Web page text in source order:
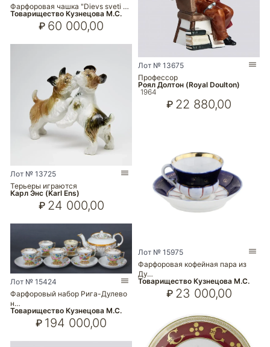
Фарфоровая чашка "Dievs sveti …
Товарищество Кузнецова М.С.
₽ 60 000,00
Лот № 13725
Терьеры играются
Карл Энс (Karl Ens)
₽ 24 000,00
Лот № 15424
Фарфоровый набор Рига-Дулево
н…
Товарищество Кузнецова М.С.
₽ 194 000,00
Лот № 13675
Профессор
Роял Долтон (Royal Doulton)
1964
₽ 22 880,00
Лот № 15975
Фарфоровая кофейная пара из
Ду…
Товарищество Кузнецова М.С.
₽ 23 000,00